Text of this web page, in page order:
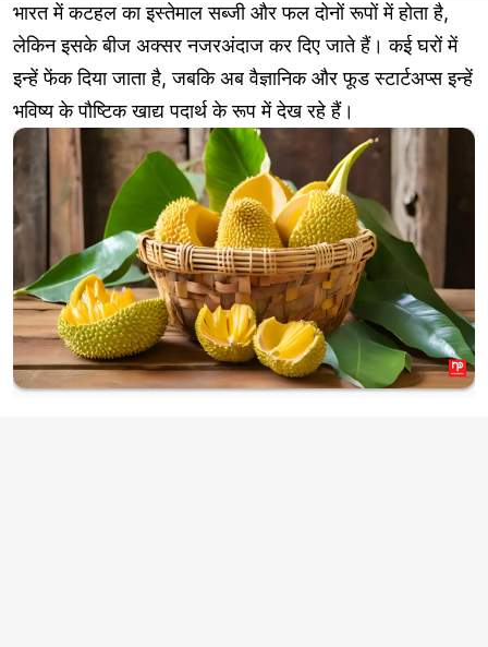
भारत में कटहल का इस्तेमाल सब्जी और फल दोनों रूपों में होता है,
लेकिन इसके बीज अक्सर नजरअंदाज कर दिए जाते हैं। कई घरों में
इन्हें फेंक दिया जाता है, जबकि अब वैज्ञानिक और फूड स्टार्टअप्स इन्हें
भविष्य के पौष्टिक खाद्य पदार्थ के रूप में देख रहे हैं।